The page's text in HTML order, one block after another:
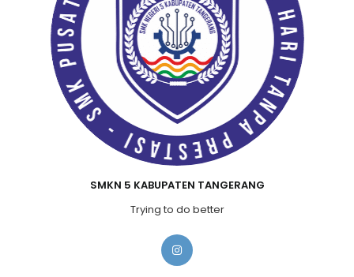
SMKN 5 KABUPATEN TANGERANG
Trying to do better